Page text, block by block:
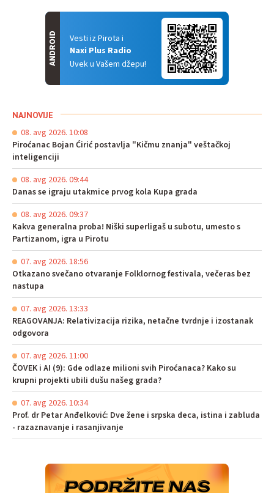
Vesti iz Pirota i
Naxi Plus Radio
Uvek u Vašem džepu!
ANDROID
NAJNOVIJE
08. avg 2026. 10:08
Piroćanac Bojan Ćirić postavlja "Kičmu znanja" veštačkoj
inteligenciji
08. avg 2026. 09:44
Danas se igraju utakmice prvog kola Kupa grada
08. avg 2026. 09:37
Kakva generalna proba! Niški superligaš u subotu, umesto s
Partizanom, igra u Pirotu
07. avg 2026. 18:56
Otkazano svečano otvaranje Folklornog festivala, večeras bez
nastupa
07. avg 2026. 13:33
REAGOVANJA: Relativizacija rizika, netačne tvrdnje i izostanak
odgovora
07. avg 2026. 11:00
ČOVEK i AI (9): Gde odlaze milioni svih Piroćanaca? Kako su
krupni projekti ubili dušu našeg grada?
07. avg 2026. 10:34
Prof. dr Petar Anđelković: Dve žene i srpska deca, istina i zabluda
- razaznavanje i rasanjivanje